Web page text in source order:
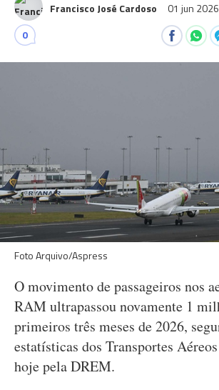
Francisco José Cardoso 01 jun 2026
0
Foto Arquivo/Aspress
O movimento de passageiros nos
RAM ultrapassou novamente 1
primeiros três meses de 2026,
estatísticas dos Transportes
hoje pela DREM.